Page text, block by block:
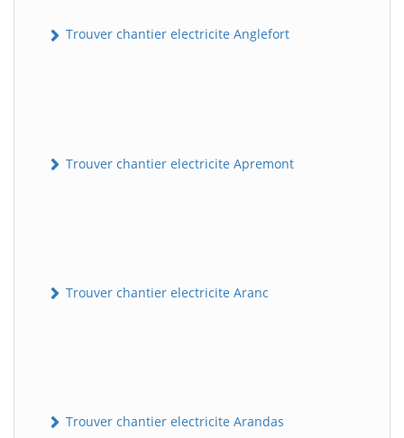
Trouver chantier electricite Anglefort
Trouver chantier electricite Apremont
Trouver chantier electricite Aranc
Trouver chantier electricite Arandas